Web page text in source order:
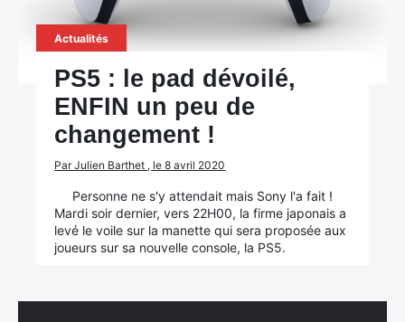
Actualités
PS5 : le pad dévoilé,
ENFIN un peu de
changement !
Par Julien Barthet , le 8 avril 2020
Personne ne s'y attendait mais Sony l'a fait !
Mardi soir dernier, vers 22H00, la firme japonais a
levé le voile sur la manette qui sera proposée aux
joueurs sur sa nouvelle console, la PS5.